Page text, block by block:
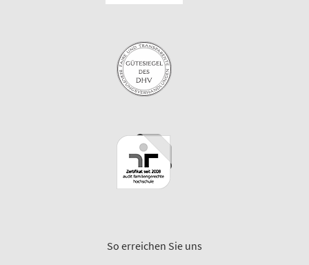
So erreichen Sie uns